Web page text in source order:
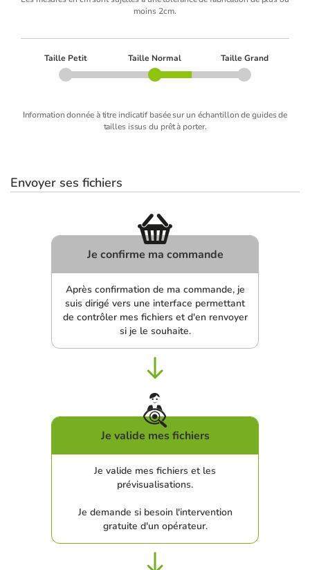
moins 2cm.
Taille Petit Taille Normal Taille Grand
Information donnée à titre indicatif basée sur un échantillon de guides de
tailles issus du prêt à porter.
Envoyer ses fichiers
Je confirme ma commande
Après confirmation de ma commande, je
suis dirigé vers une interface permettant
de contrôler mes fichiers et d'en renvoyer
si je le souhaite.
Je valide mes fichiers
Je valide mes fichiers et les
prévisualisations.
Je demande si besoin l'intervention
gratuite d'un opérateur.